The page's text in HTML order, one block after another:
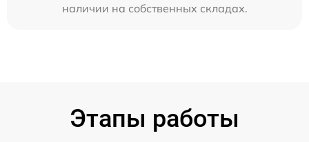
наличии на собственных складах.
Этапы работы